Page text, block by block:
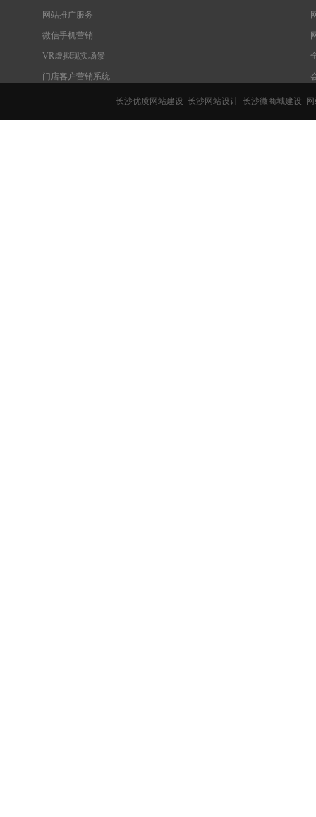
网站推广服务
微信手机营销
VR虚拟现实场景
门店客户营销系统
长沙优质网站建设 长沙网站设计 长沙微商城建设